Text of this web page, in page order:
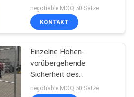
68
Vorübergehender
tragbarer Zaun
negotiable MOQ:50 Sätze
KONTAKT
Einzelne Höhen-
vorübergehende
Sicherheit des
langlebigen Gutes 6ft,
negotiable MOQ:50 Sätze